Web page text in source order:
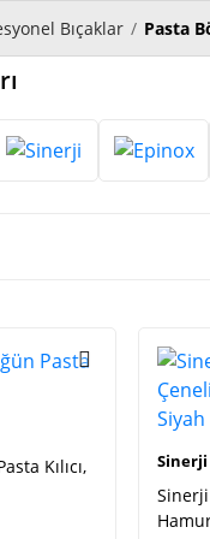
Bıçaklar / Pasta
Kılıcı,
Sinerji